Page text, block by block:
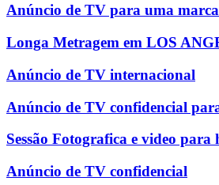
Anúncio de TV para uma
Longa Metragem em LOS
Anúncio de TV internacional
Anúncio de TV confidencial
Sessão Fotografica e video para
Anúncio de TV confidencial